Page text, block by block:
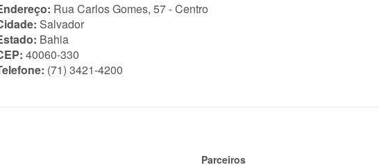
Rua Carlos Gomes, 57 - Centro
Salvador
Bahia
40060-330
(71) 3421-4200
Parceiros